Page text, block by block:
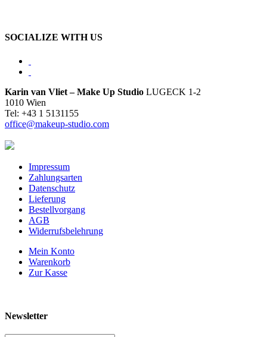
SOCIALIZE WITH US
Karin van Vliet – Make Up Studio LUGECK 1-2
1010 Wien
Tel: +43 1 5131155
office@makeup-studio.com
Impressum
Zahlungsarten
Datenschutz
Lieferung
Bestellvorgang
AGB
Widerrufsbelehrung
Mein Konto
Warenkorb
Zur Kasse
Newsletter